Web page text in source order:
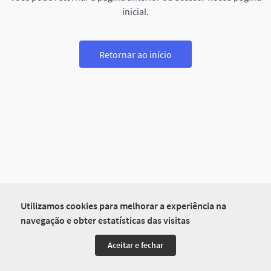
Utilizamos cookies para melhorar a experiência na
navegação e obter estatísticas das visitas
Aceitar e fechar
inicial.
Retornar ao início